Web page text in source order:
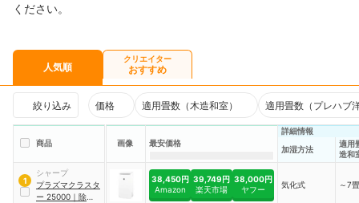
ください。
人気順
クリエイター
おすすめ
絞り込み 価格 適用畳数（木造和室） 適用畳数（プレハブ
商品 画像 最安価格
詳細情報
加湿方法
適用
造和
1
シャープ
プラズマクラスタ
ー 25000 ｜ 除加湿
38,450円
Amazon
39,749円
楽天市場
38,000円
ヤフー
気化式 ～7畳